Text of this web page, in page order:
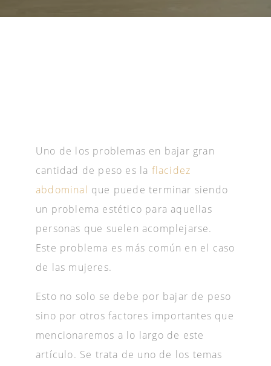
Uno de los problemas en bajar gran
cantidad de peso es la flacidez
abdominal que puede terminar siendo
un problema estético para aquellas
personas que suelen acomplejarse.
Este problema es más común en el caso
de las mujeres.
Esto no solo se debe por bajar de peso
sino por otros factores importantes que
mencionaremos a lo largo de este
artículo. Se trata de uno de los temas